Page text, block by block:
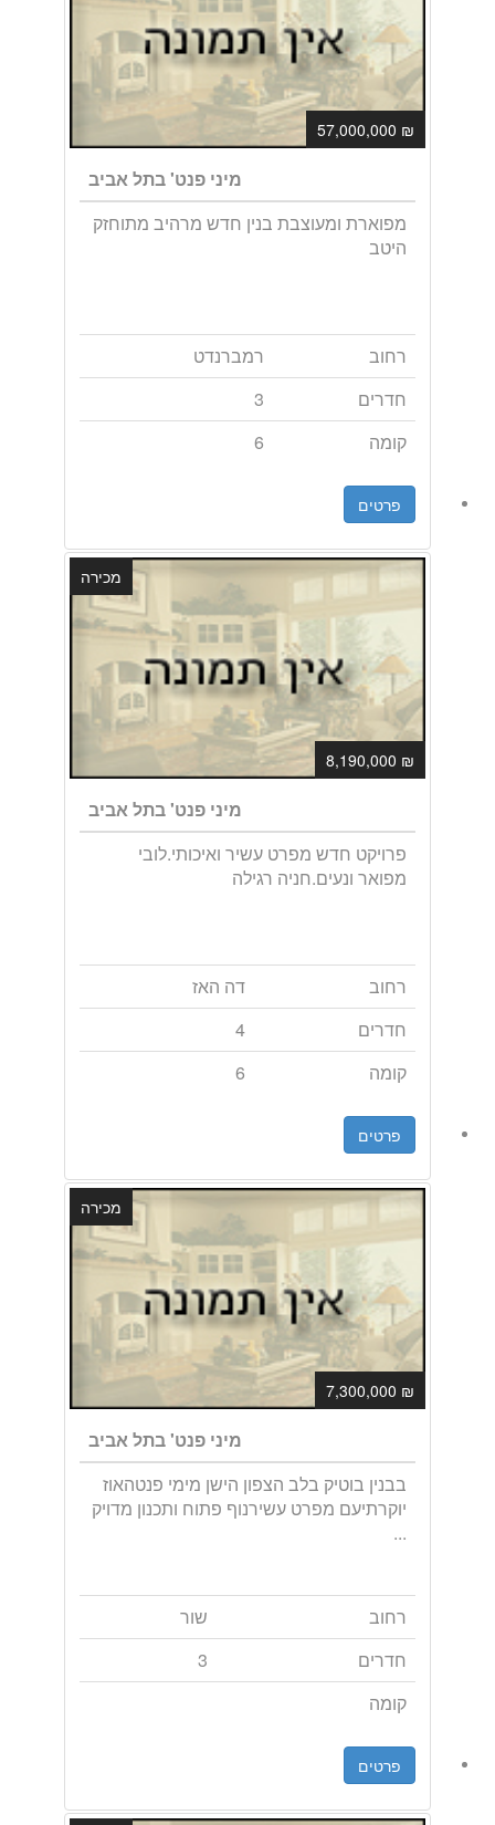
₪ 57,000,000
מיני פנט' בתל אביב
מפוארת ומעוצבת בנין חדש מרהיב מתוחזק
היטב
רחוב
רמברנדט
חדרים
3
קומה
6
פרטים
₪ 8,190,000
מכירה
מיני פנט' בתל אביב
פרויקט חדש מפרט עשיר ואיכותי.לובי
מפואר ונעים.חניה רגילה
רחוב
דה האז
חדרים
4
קומה
6
פרטים
₪ 7,300,000
מכירה
מיני פנט' בתל אביב
בבנין בוטיק בלב הצפון הישן מימי פנטהאוז
יוקרתיעם מפרט עשירנוף פתוח ותכנון מדויק
...
רחוב
שור
חדרים
3
קומה
פרטים